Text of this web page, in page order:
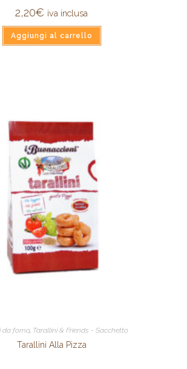
2,20€ iva inclusa
Aggiungi al carrello
da forno, Tarallini & Friends - Sacchetto
Tarallini Alla Pizza